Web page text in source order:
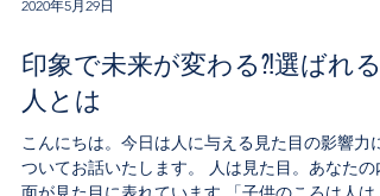
2020年5月29日
印象で未来が変わる⁈選ばれる